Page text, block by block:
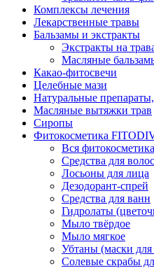
Комплексы лечения
Лекарственные травы
Бальзамы и экстракты
Экстракты на
Масляные
Какао-фитосвечи
Целебные мази
Натуральные
Масляные вытяжки трав
Сиропы
Фитокосметика
Вся фитокосметика
Средства для волос
Лосьоны для лица
Дезодорант-спрей
Средства для ванн
Гидролаты
Мыло твёрдое
Мыло мягкое
Убтаны (маски
Солевые скрабы